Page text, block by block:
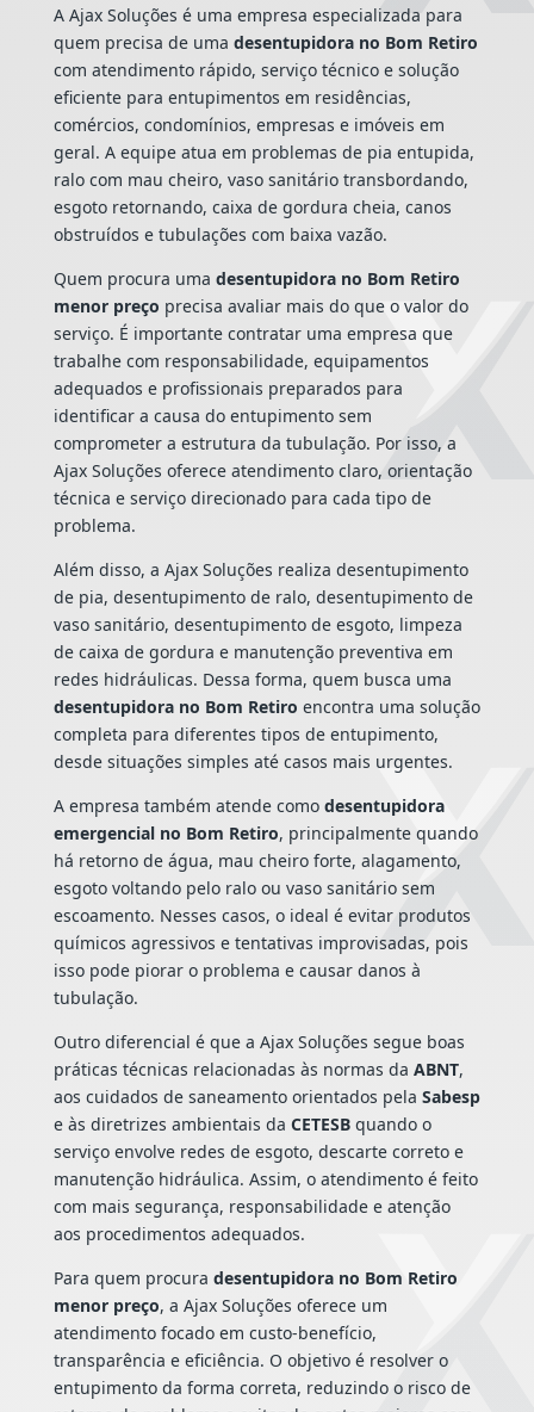
A Ajax Soluções é uma empresa especializada para
quem precisa de uma desentupidora no Bom Retiro
com atendimento rápido, serviço técnico e solução
eficiente para entupimentos em residências,
comércios, condomínios, empresas e imóveis em
geral. A equipe atua em problemas de pia entupida,
ralo com mau cheiro, vaso sanitário transbordando,
esgoto retornando, caixa de gordura cheia, canos
obstruídos e tubulações com baixa vazão.
Quem procura uma desentupidora no Bom Retiro
menor preço precisa avaliar mais do que o valor do
serviço. É importante contratar uma empresa que
trabalhe com responsabilidade, equipamentos
adequados e profissionais preparados para
identificar a causa do entupimento sem
comprometer a estrutura da tubulação. Por isso, a
Ajax Soluções oferece atendimento claro, orientação
técnica e serviço direcionado para cada tipo de
problema.
Além disso, a Ajax Soluções realiza desentupimento
de pia, desentupimento de ralo, desentupimento de
vaso sanitário, desentupimento de esgoto, limpeza
de caixa de gordura e manutenção preventiva em
redes hidráulicas. Dessa forma, quem busca uma
desentupidora no Bom Retiro encontra uma solução
completa para diferentes tipos de entupimento,
desde situações simples até casos mais urgentes.
A empresa também atende como desentupidora
emergencial no Bom Retiro, principalmente quando
há retorno de água, mau cheiro forte, alagamento,
esgoto voltando pelo ralo ou vaso sanitário sem
escoamento. Nesses casos, o ideal é evitar produtos
químicos agressivos e tentativas improvisadas, pois
isso pode piorar o problema e causar danos à
tubulação.
Outro diferencial é que a Ajax Soluções segue boas
práticas técnicas relacionadas às normas da ABNT,
aos cuidados de saneamento orientados pela Sabesp
e às diretrizes ambientais da CETESBquando o
serviço envolve redes de esgoto, descarte correto e
manutenção hidráulica. Assim, o atendimento é feito
com mais segurança, responsabilidade e atenção
aos procedimentos adequados.
Para quem procura desentupidora no Bom Retiro
menor preço, a Ajax Soluções oferece um
atendimento focado em custo-benefício,
transparência e eficiência. O objetivo é resolver o
entupimento da forma correta, reduzindo o risco de